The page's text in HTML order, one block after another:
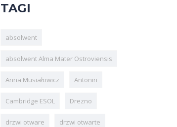
TAGI
absolwent
absolwent Alma Mater Ostroviensis
Anna Musiałowicz Antonin
Cambridge ESOL Drezno
drzwi otware drzwi otwarte